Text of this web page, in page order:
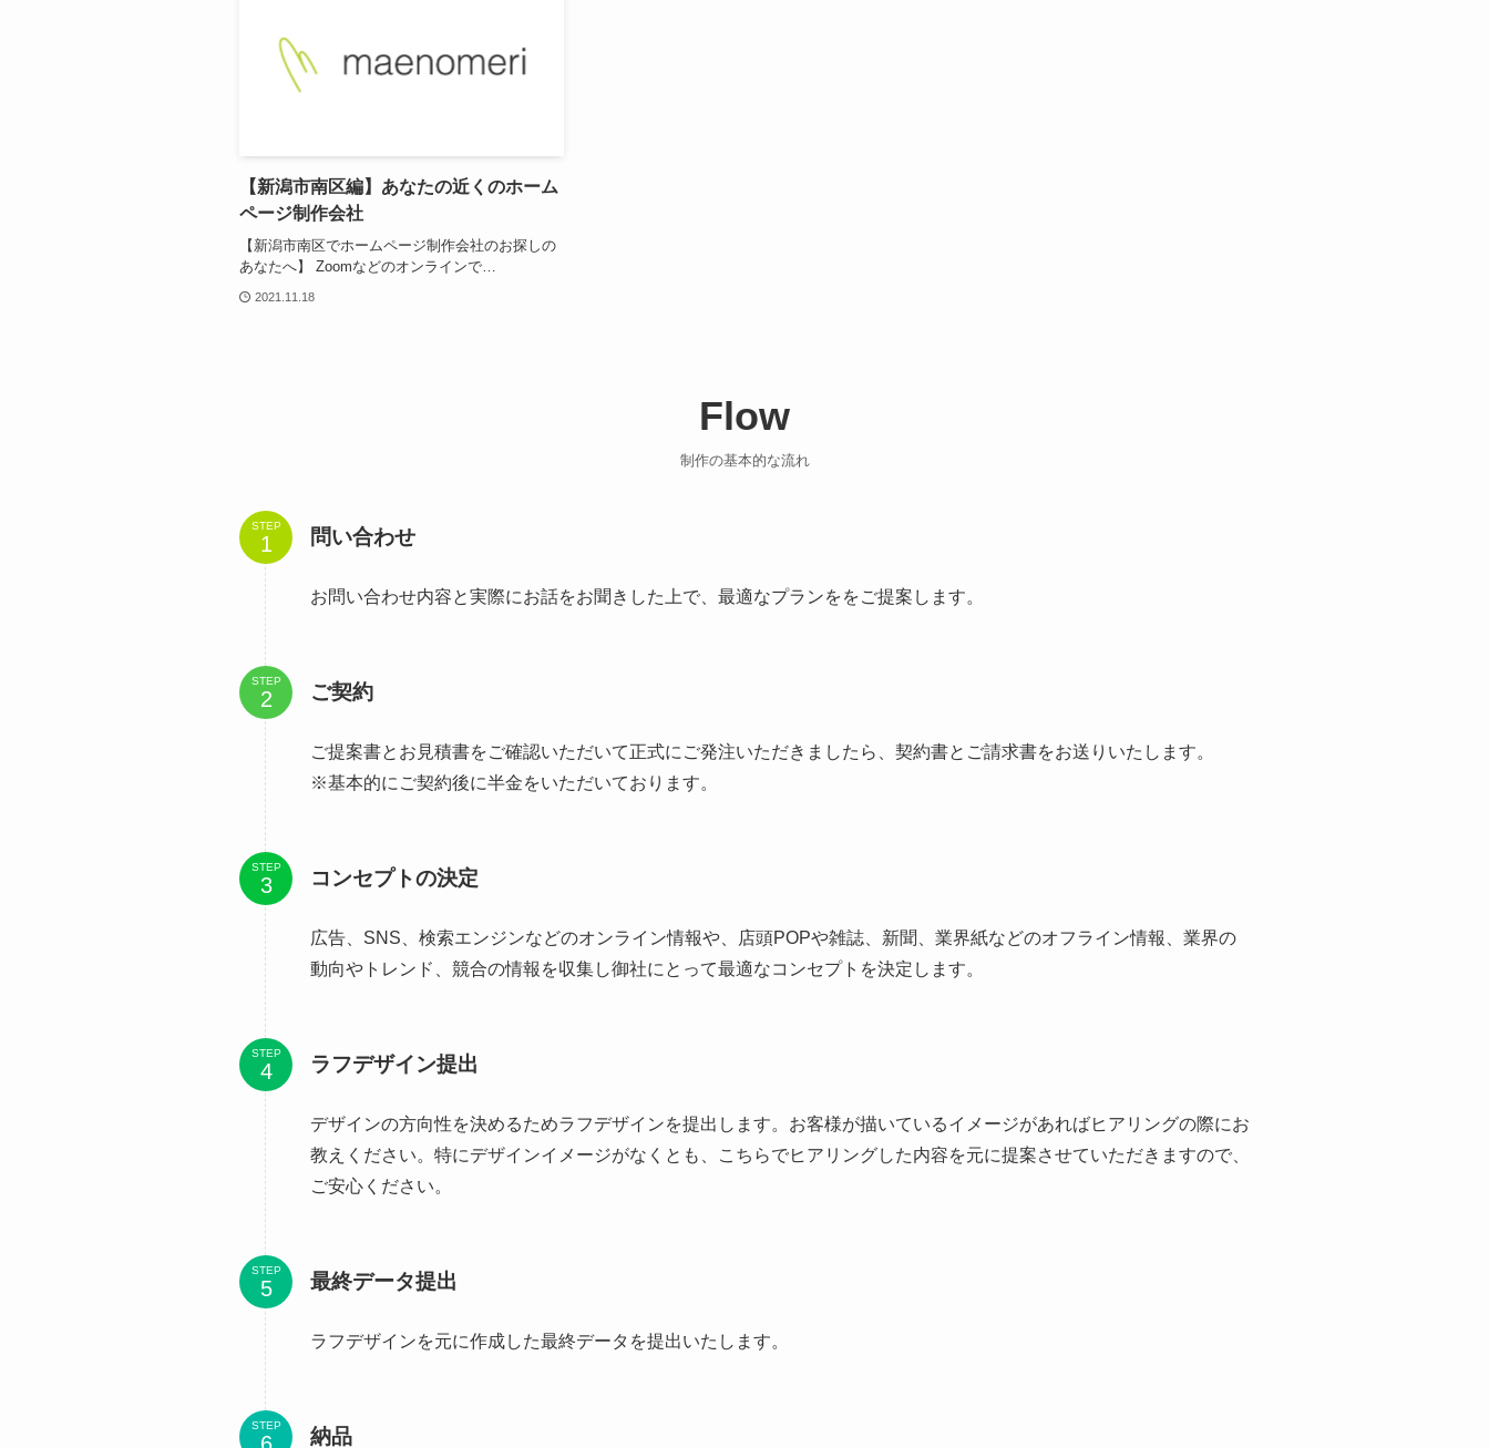
【新潟市南区編】あなたの近くのホーム
ページ制作会社
【新潟市南区でホームページ制作会社のお探しの
あなたへ】 Zoomなどのオンラインで…
2021.11.18
Flow
制作の基本的な流れ
STEP 問い合わせ
お問い合わせ内容と実際にお話をお聞きした上で、最適なプランををご提案します。
STEP ご契約
ご提案書とお見積書をご確認いただいて正式にご発注いただきましたら、契約書とご請求書をお送りいたします。
※基本的にご契約後に半金をいただいております。
STEP コンセプトの決定
広告、SNS、検索エンジンなどのオンライン情報や、店頭POPや雑誌、新聞、業界紙などのオフライン情報、業界の
動向やトレンド、競合の情報を収集し御社にとって最適なコンセプトを決定します。
STEP ラフデザイン提出
デザインの方向性を決めるためラフデザインを提出します。お客様が描いているイメージがあればヒアリングの際にお
教えください。特にデザインイメージがなくとも、こちらでヒアリングした内容を元に提案させていただきますので、
ご安心ください。
STEP 最終データ提出
ラフデザインを元に作成した最終データを提出いたします。
STEP 納品